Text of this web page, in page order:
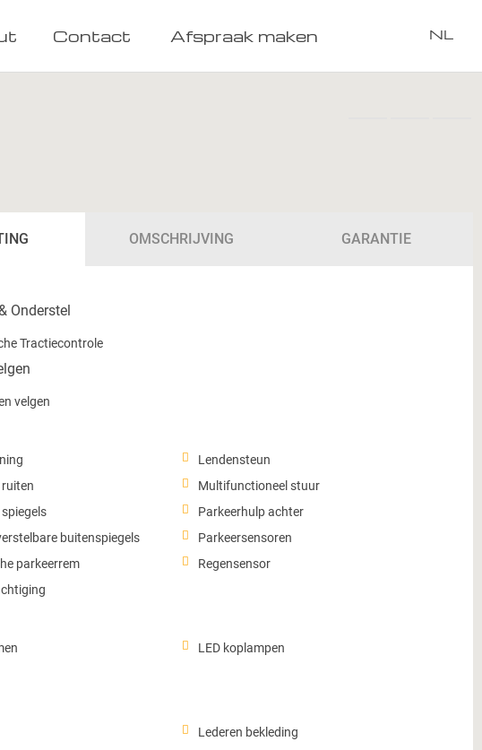
Contact Afspraak maken NL
OMSCHRIJVING GARANTIE
Onderstel
Tractiecontrole
velgen
ruiten
buitenspiegels
parkeerrem
Lendensteun
Multifunctioneel stuur
Parkeerhulp achter
Parkeersensoren
Regensensor
LED koplampen
Lederen bekleding